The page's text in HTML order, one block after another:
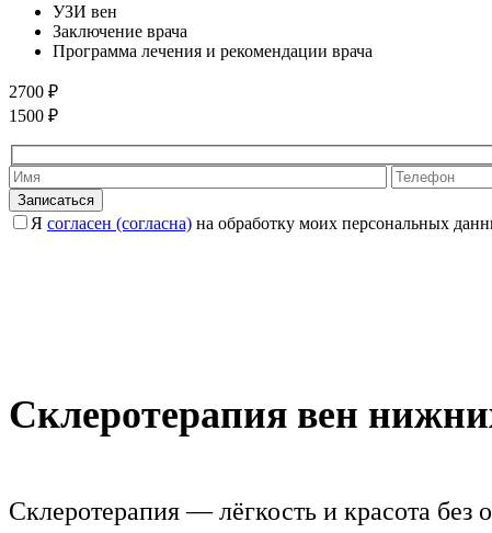
УЗИ вен
Заключение врача
Программа лечения и рекомендации врача
2700 ₽
1500 ₽
Оставьте
Я согласен (согласна) на обработку моих персональных
Склеротерапия вен
Склеротерапия — лёгкость и красота без